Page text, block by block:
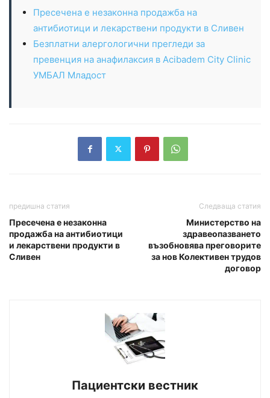
Пресечена е незаконна продажба на
антибиотици и лекарствени продукти в Сливен
Безплатни алергологични прегледи за
превенция на анафилаксия в Acibadem City Clinic
УМБАЛ Младост
предишна статия
Пресечена е незаконна
продажба на антибиотици
и лекарствени продукти в
Сливен
Следваща статия
Министерство на
здравеопазването
възобновява преговорите
за нов Колективен трудов
договор
Пациентски вестник